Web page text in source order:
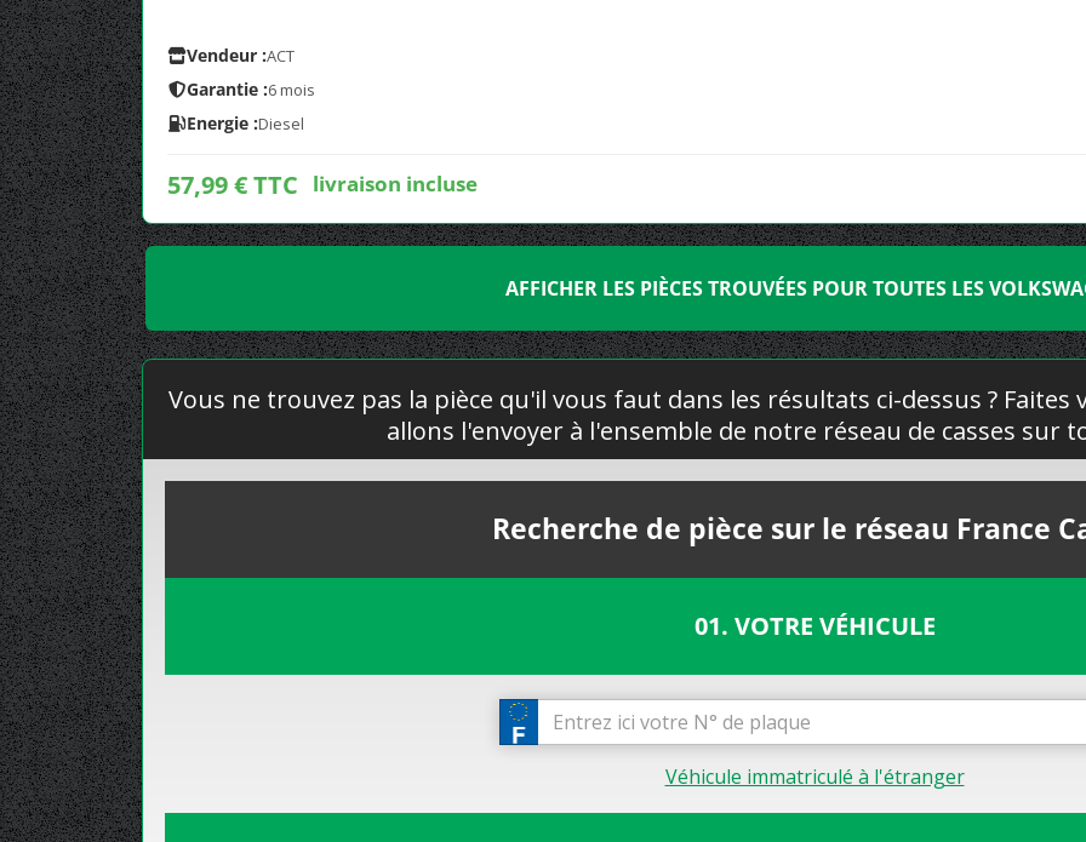
Vendeur :ACT
Garantie :6 mois
Energie :Diesel
57,99 € TTC livraison incluse
AFFICHER LES PIÈCES TROUVÉES POUR TOUTES LES
Vous ne trouvez pas la pièce qu'il vous faut dans les résultats ci-dessus ? Faites
allons l'envoyer à l'ensemble de notre réseau de casses sur
Recherche de pièce sur le réseau France
01. VOTRE VÉHICULE
Véhicule immatriculé à l'étranger